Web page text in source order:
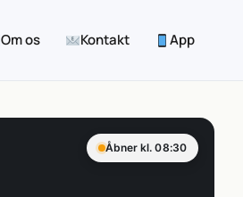
Om os Kontakt App
Åbner kl. 08:30